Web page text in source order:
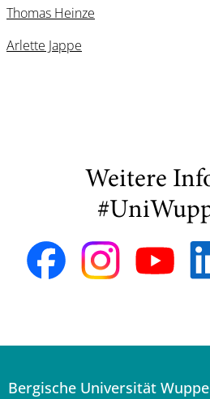
Thomas Heinze
Arlette Jappe
Weitere
Bergische Universität